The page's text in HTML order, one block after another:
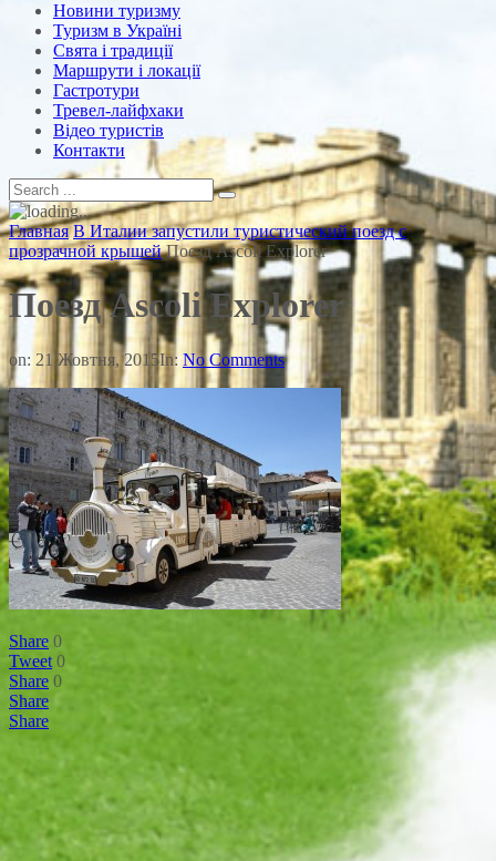
Новини туризму
Туризм в Україні
Свята і традиції
Маршрути і локації
Гастротури
Тревел-лайфхаки
Відео туристів
Контакти
Главная В Италии запустили туристический поезд с
прозрачной крышей Поезд Ascoli Explorer
Поезд Ascoli Explorer
on: 21 Жовтня, 2015In: No Comments
Share 0
Tweet 0
Share 0
Share
Share